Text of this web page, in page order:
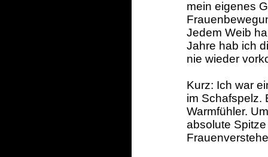
mein eigenes
Jedem Weib
Jahre hab ich
nie wieder
Kurz: Ich war
im Schafspelz.
Warmfühler.
absolute